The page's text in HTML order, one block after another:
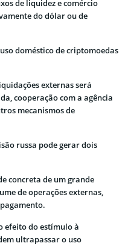
de liquidez e comércio
do dólar ou de
doméstico de criptomoedas
externas será
cooperação com a agência
mecanismos de
russa pode gerar dois
concreta de um grande
de operações externas,
efeito do estímulo à
ultrapassar o uso